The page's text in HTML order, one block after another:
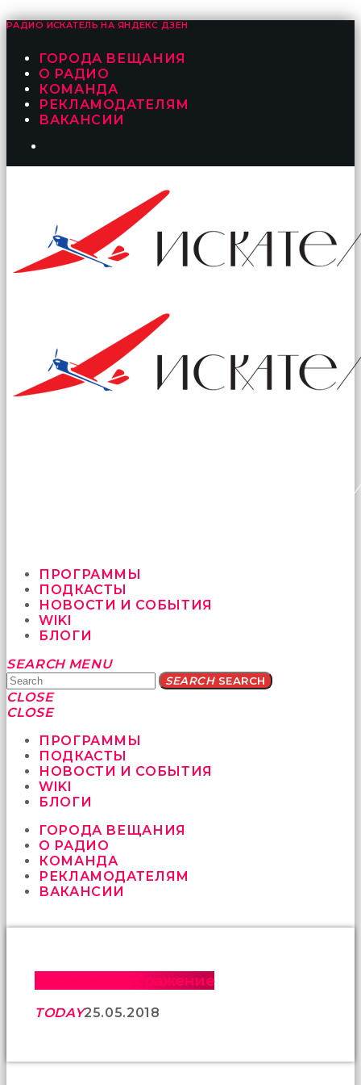
РАДИО ИСКАТЕЛЬ НА ЯНДЕКС ДЗЕН
ГОРОДА ВЕЩАНИЯ
О РАДИО
КОМАНДА
РЕКЛАМОДАТЕЛЯМ
ВАКАНСИИ
ПРОГРАММЫ
ПОДКАСТЫ
НОВОСТИ И СОБЫТИЯ
WIKI
БЛОГИ
Yatağa
bile
geçmeye
fırsat
sikici
kocalar
güzel
karıları
öttürüyor
sex
hikayeleri
kızların
rahatlıyorlar
altyazılı
sikiş
SEARCH MENU
SEARCHSEARCH
CLOSE
CLOSE
ПРОГРАММЫ
ПОДКАСТЫ
НОВОСТИ И СОБЫТИЯ
WIKI
БЛОГИ
ГОРОДА ВЕЩАНИЯ
О РАДИО
КОМАНДА
РЕКЛАМОДАТЕЛЯМ
ВАКАНСИИ
Чесменское Сражение
TODAY25.05.2018